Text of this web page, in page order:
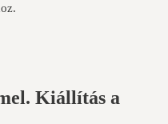
Kiállítás a